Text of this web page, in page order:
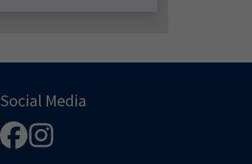
Social Media